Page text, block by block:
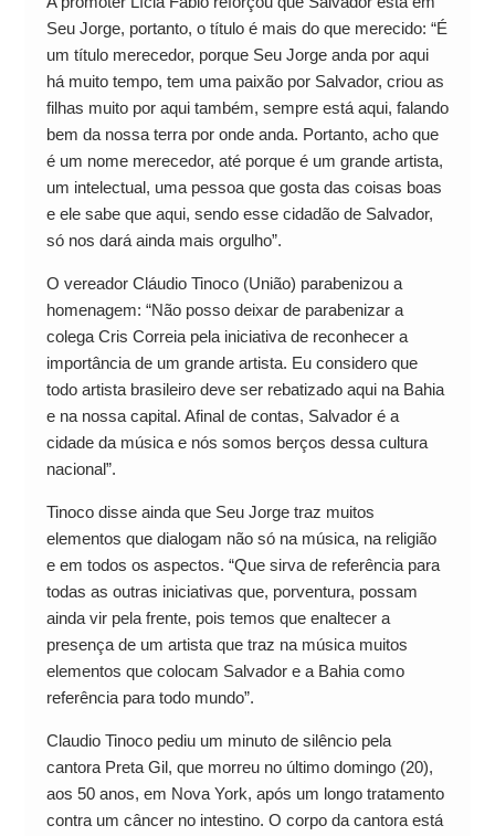
Seu Jorge, portanto, o título é mais do que merecido: “É
um título merecedor, porque Seu Jorge anda por aqui
há muito tempo, tem uma paixão por Salvador, criou as
filhas muito por aqui também, sempre está aqui, falando
bem da nossa terra por onde anda. Portanto, acho que
é um nome merecedor, até porque é um grande artista,
um intelectual, uma pessoa que gosta das coisas boas
e ele sabe que aqui, sendo esse cidadão de Salvador,
só nos dará ainda mais orgulho”.
O vereador Cláudio Tinoco (União) parabenizou a
homenagem: “Não posso deixar de parabenizar a
colega Cris Correia pela iniciativa de reconhecer a
importância de um grande artista. Eu considero que
todo artista brasileiro deve ser rebatizado aqui na Bahia
e na nossa capital. Afinal de contas, Salvador é a
cidade da música e nós somos berços dessa cultura
nacional”.
Tinoco disse ainda que Seu Jorge traz muitos
elementos que dialogam não só na música, na religião
e em todos os aspectos. “Que sirva de referência para
todas as outras iniciativas que, porventura, possam
ainda vir pela frente, pois temos que enaltecer a
presença de um artista que traz na música muitos
elementos que colocam Salvador e a Bahia como
referência para todo mundo”.
Claudio Tinoco pediu um minuto de silêncio pela
cantora Preta Gil, que morreu no último domingo (20),
aos 50 anos, em Nova York, após um longo tratamento
contra um câncer no intestino. O corpo da cantora está